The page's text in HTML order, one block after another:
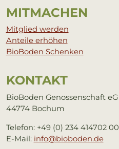
MIT­MA­CHEN
Mitglied werden
Anteile erhöhen
BioBoden Schenken
KON­TAKT
BioBoden Genossenschaft eG
44774 Bochum
Telefon: +49 (0) 234 414702 00
E-Mail: info@bioboden.de